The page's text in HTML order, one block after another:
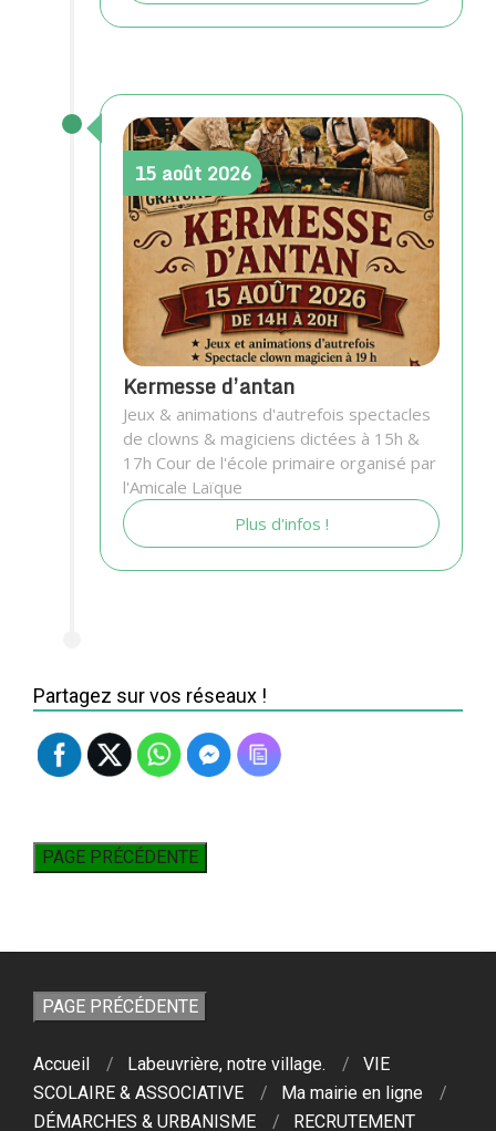
15 août 2026
Kermesse d’antan
Jeux & animations d'autrefois spectacles
de clowns & magiciens dictées à 15h &
17h Cour de l'école primaire organisé par
l'Amicale Laïque
Plus d'infos !
Partagez sur vos réseaux !
Accueil Labeuvrière, notre village.
VIE
SCOLAIRE & ASSOCIATIVE
Ma mairie en ligne
DÉMARCHES & URBANISME
RECRUTEMENT